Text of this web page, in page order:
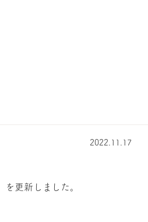
2022.11.17
」を更新しました。